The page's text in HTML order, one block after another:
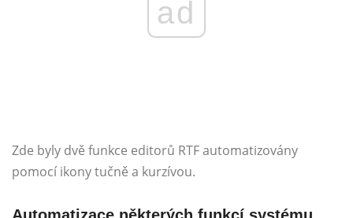
ad
Zde byly dvě funkce editorů RTF automatizovány
pomocí ikony tučně a kurzívou.